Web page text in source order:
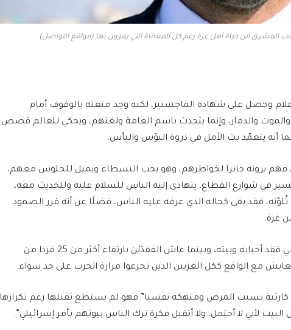
المشرق من حياة أهل غزة رغم كل المعاناة التي يمرون بها (مواقع التواصل)
وحصل على شهادة الماجستير، لكنه وجد متعته بالوقوف أمام
والدمار، وإنما يتحدث باسم العامة ولغتهم، ويحكي للعالم قصص
أنه يتعمّد بث الأمل في ذروة البؤس واليأس.
فهم يرونه جابرا لخواطرهم، وهو يحب البسطاء ويميل للجلوس معهم،
في شوارع القطاع، يتهادى إليه الناس للسلام عليه وللحديث معه،
فقد بقى كحاله الذي عرفه عليه الناس، فضلًا عن أنه قرر الصمود
غزة.
يرى زعيتر أن من الصعب على الإنسان تخطي فقد أحبابه وبيته، وبينما عاش الفقدَيْن بارتقاء أكثر من 25 فردا من
مع الواقع ككل الغزيين الذين تجرعوا مرارة الحرب على حد سواء.
تسبب المرض ومنهِكة نفسيا” فهو لم يستطع تقبلها رغم تكرارها
لأني لا أحتمل، ولا أتقبل فكرة ترك الناس بيوتهم بأمر إسرائيلي”.